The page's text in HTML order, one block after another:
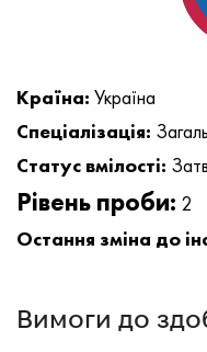
Країна: Україна
Спеціалізація:
Статус вмілості:
Рівень проби: 2
Остання зміна до
Вимоги до